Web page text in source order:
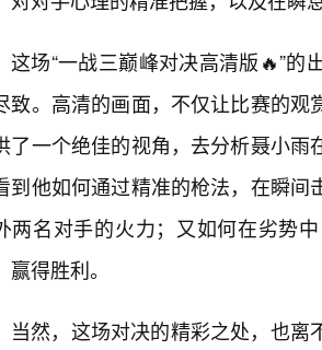
这场“一战三巅峰对决高清版🔥”
致。高清的画面，不仅让比赛的
了一个绝佳的视角，去分析聂小
到他如何通过精准的枪法，在瞬
两名对手的火力；又如何在劣势
赢得胜利。
当然，这场对决的精彩之处，也